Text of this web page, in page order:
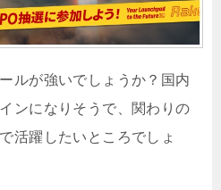
ルが強いでしょうか？国内
ンになりそうで、関わりの
活躍したいところでしょ